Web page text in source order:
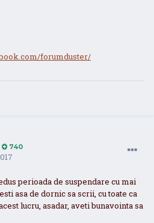
forumduster/
740
perioada de suspendare cu mai
asa de dornic sa scrii, cu toate ca
lucru, asadar, aveti bunavointa sa